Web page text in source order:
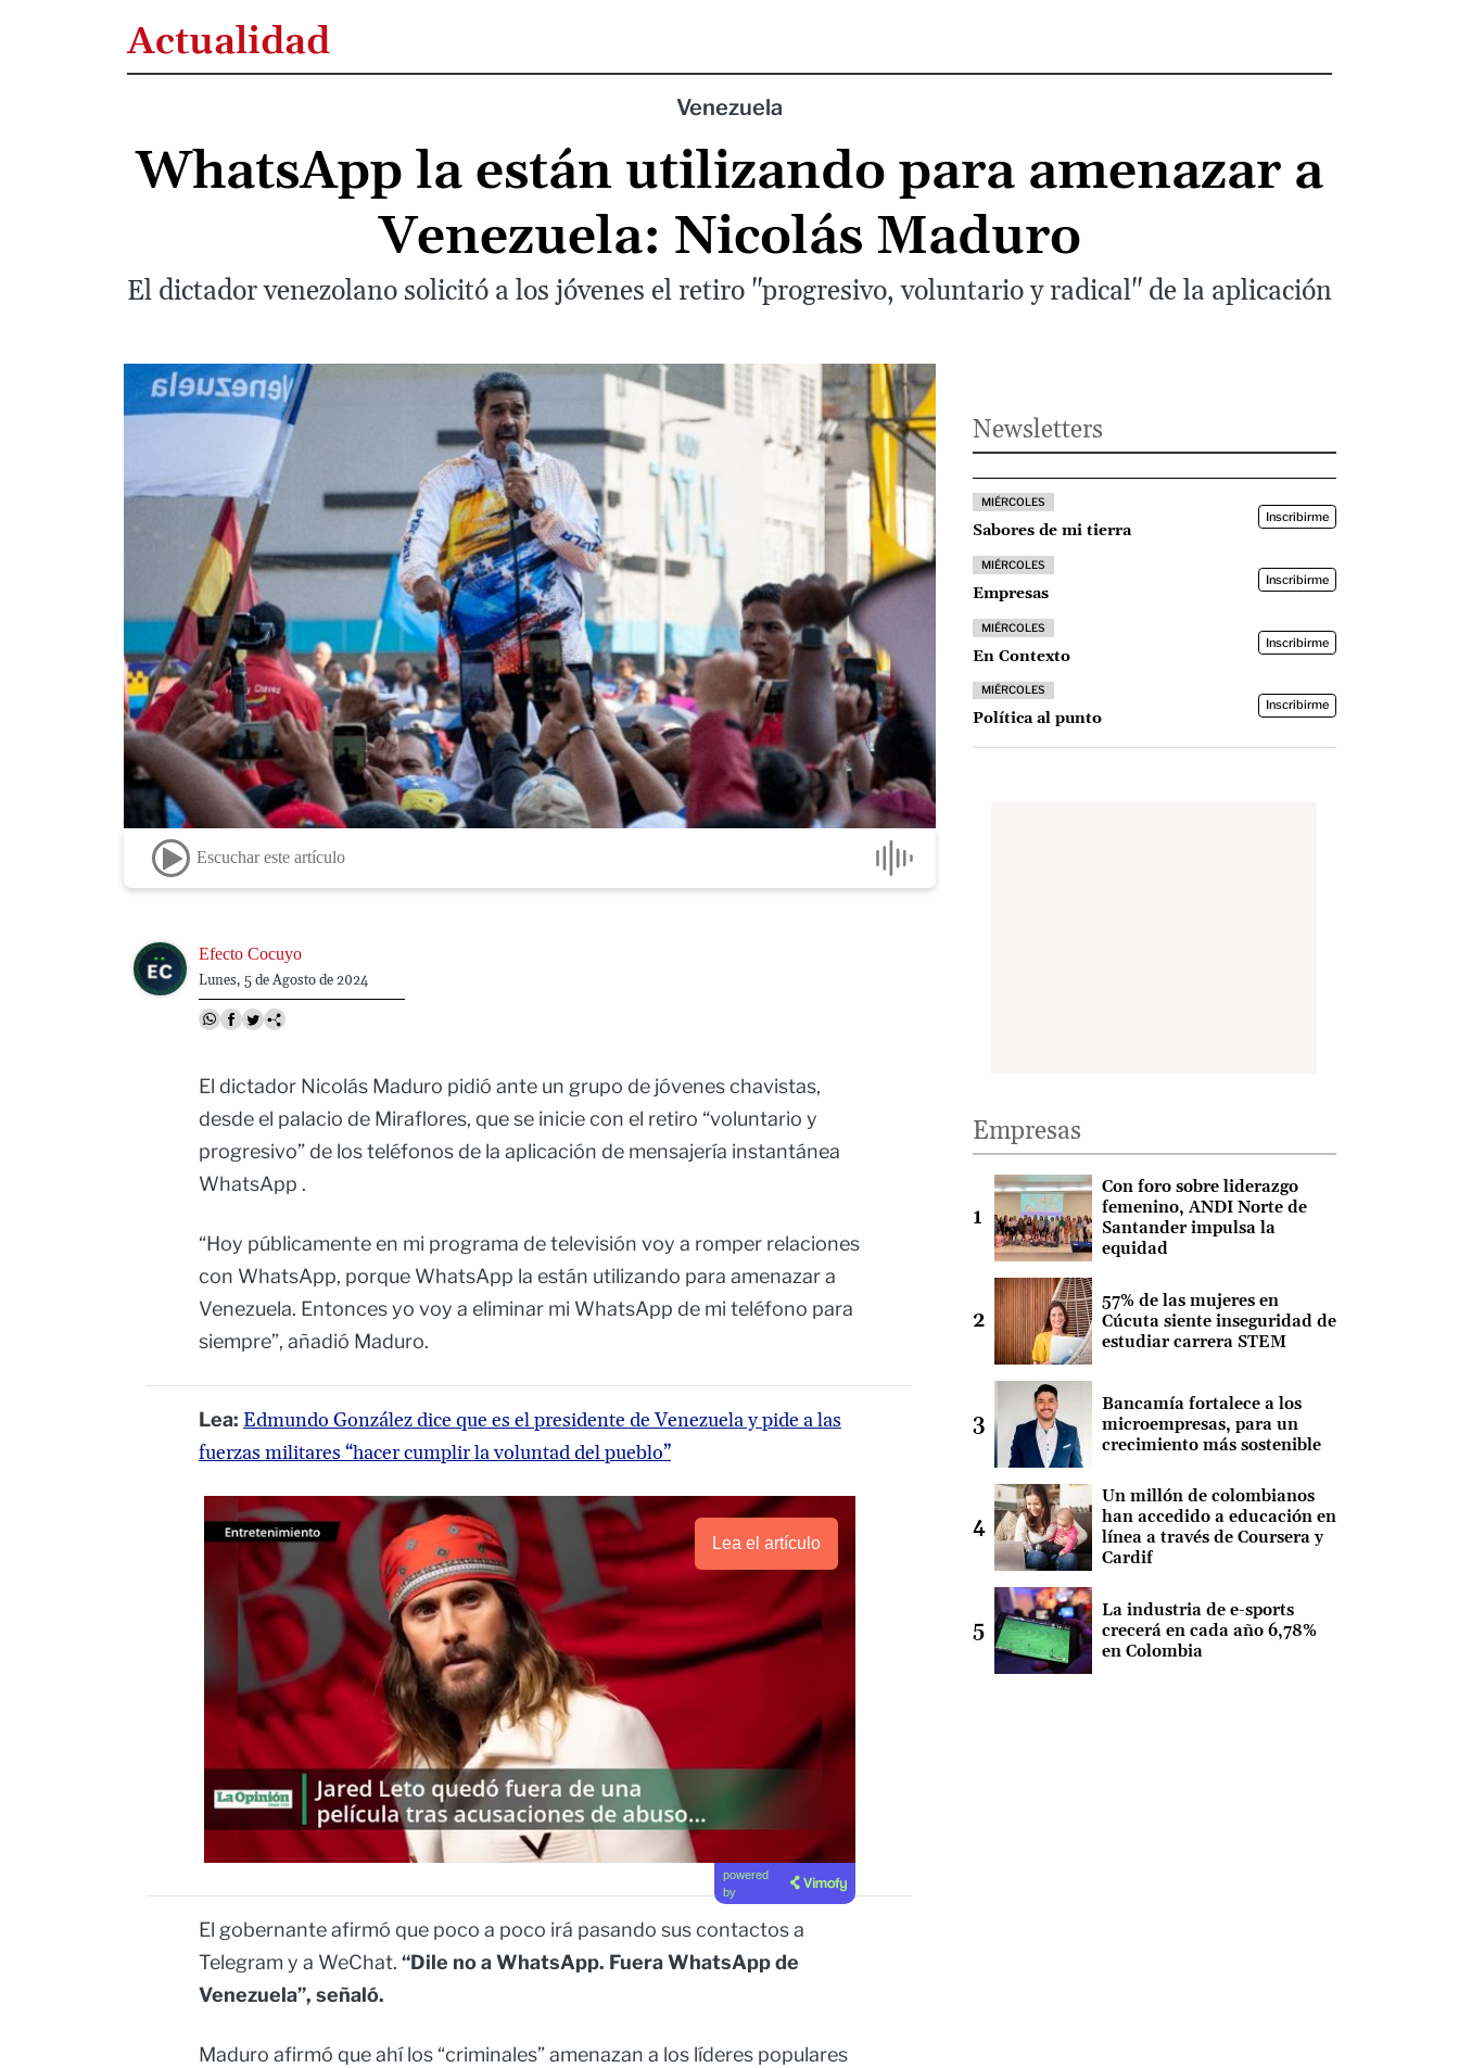
Actualidad
Venezuela
WhatsApp la están utilizando para amenazar a
Venezuela: Nicolás Maduro
El dictador venezolano solicitó a los jóvenes el retiro "progresivo, voluntario y radical" de la aplicación
Escuchar este artículo
Image Efecto Cocuyo
Lunes, 5 de Agosto de 2024
El dictador Nicolás Maduro pidió ante un grupo de jóvenes chavistas,
desde el palacio de Miraflores, que se inicie con el retiro “voluntario y
progresivo” de los teléfonos de la aplicación de mensajería instantánea
WhatsApp .
“Hoy públicamente en mi programa de televisión voy a romper relaciones
con WhatsApp, porque WhatsApp la están utilizando para amenazar a
Venezuela. Entonces yo voy a eliminar mi WhatsApp de mi teléfono para
siempre”, añadió Maduro.
Lea: Edmundo González dice que es el presidente de Venezuela y pide a las
fuerzas militares “hacer cumplir la voluntad del pueblo”
Lea el artículo
powered
by
El gobernante afirmó que poco a poco irá pasando sus contactos a
Telegram y a WeChat. “Dile no a WhatsApp. Fuera WhatsApp de
Venezuela”, señaló.
Maduro afirmó que ahí los “criminales” amenazan a los líderes populares
Newsletters
MIÉRCOLES
Sabores de mi tierra
Inscribirme
MIÉRCOLES
Empresas
Inscribirme
MIÉRCOLES
En Contexto
Inscribirme
MIÉRCOLES
Política al punto
Inscribirme
Empresas
Con foro sobre liderazgo
femenino, ANDI Norte de
Santander impulsa la
equidad
57% de las mujeres en
Cúcuta siente inseguridad de
estudiar carrera STEM
Bancamía fortalece a los
microempresas, para un
crecimiento más sostenible
Un millón de colombianos
han accedido a educación en
línea a través de Coursera y
Cardif
La industria de e-sports
crecerá en cada año 6,78%
en Colombia